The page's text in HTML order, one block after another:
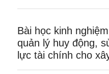
Bài học kinh
quản lý huy động,
lực tài chính cho